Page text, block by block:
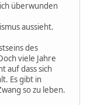
überwunden
aussieht.
des
viele Jahre
auf dass sich
Es gibt in
so zu leben.